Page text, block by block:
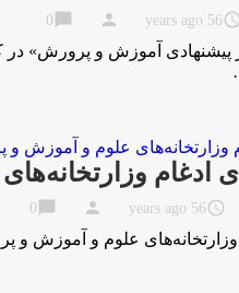
access_time
56 years ago
person
chat_bubble
0
پیشنهادی آموزش و پرورش»
access_time
56 years ago
person
chat_bubble
0